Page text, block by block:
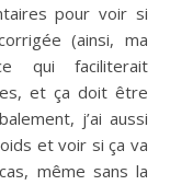
pour voir si
(ainsi, ma
qui faciliterait
et ça doit être
j’ai aussi
et voir si ça va
même sans la